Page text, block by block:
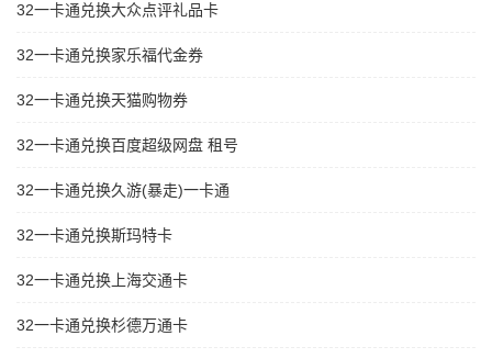
32一卡通兑换大众点评礼品卡
32一卡通兑换家乐福代金券
32一卡通兑换天猫购物券
32一卡通兑换百度超级网盘 租号
32一卡通兑换久游(暴走)一卡通
32一卡通兑换斯玛特卡
32一卡通兑换上海交通卡
32一卡通兑换杉德万通卡